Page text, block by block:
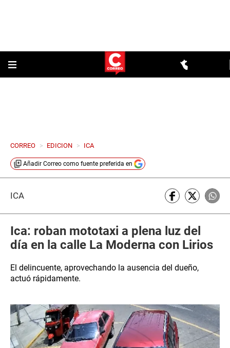
CORREO > EDICION > ICA
Añadir Correo como fuente preferida en
ICA
Ica: roban mototaxi a plena luz del
día en la calle La Moderna con Lirios
El delincuente, aprovechando la ausencia del dueño,
actuó rápidamente.